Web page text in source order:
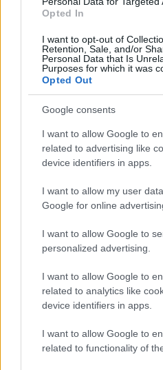
Opted In
I want to opt-out of
Retention, Sale, and/or
Personal Data that Is
Purposes for which it was
Opted Out
Google consents
I want to allow Google to
related to advertising like
device identifiers in apps.
I want to allow my user
Google for online
I want to allow Google to
personalized advertising.
I want to allow Google to
related to analytics like
device identifiers in apps.
I want to allow Google to
related to functionality of
&ECHÓ (
Horváth
Csaba
Társulat
EURÓPAI SZÍNHÁZI DÍJ
BICSKEI ZOLTÁN:
MENNYBEMENETELE
( film )
TOLNAI SZABOLCS:
( film )
SZELEVÉNYI ÁKOS